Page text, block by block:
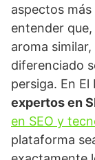
aspectos
entender
aroma
diferenciado
persiga. En
expertos en
en SEO y
plataforma